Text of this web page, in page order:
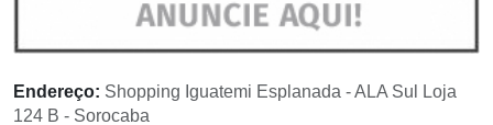
Endereço: Shopping Iguatemi Esplanada - ALA Sul Loja
124 B - Sorocaba